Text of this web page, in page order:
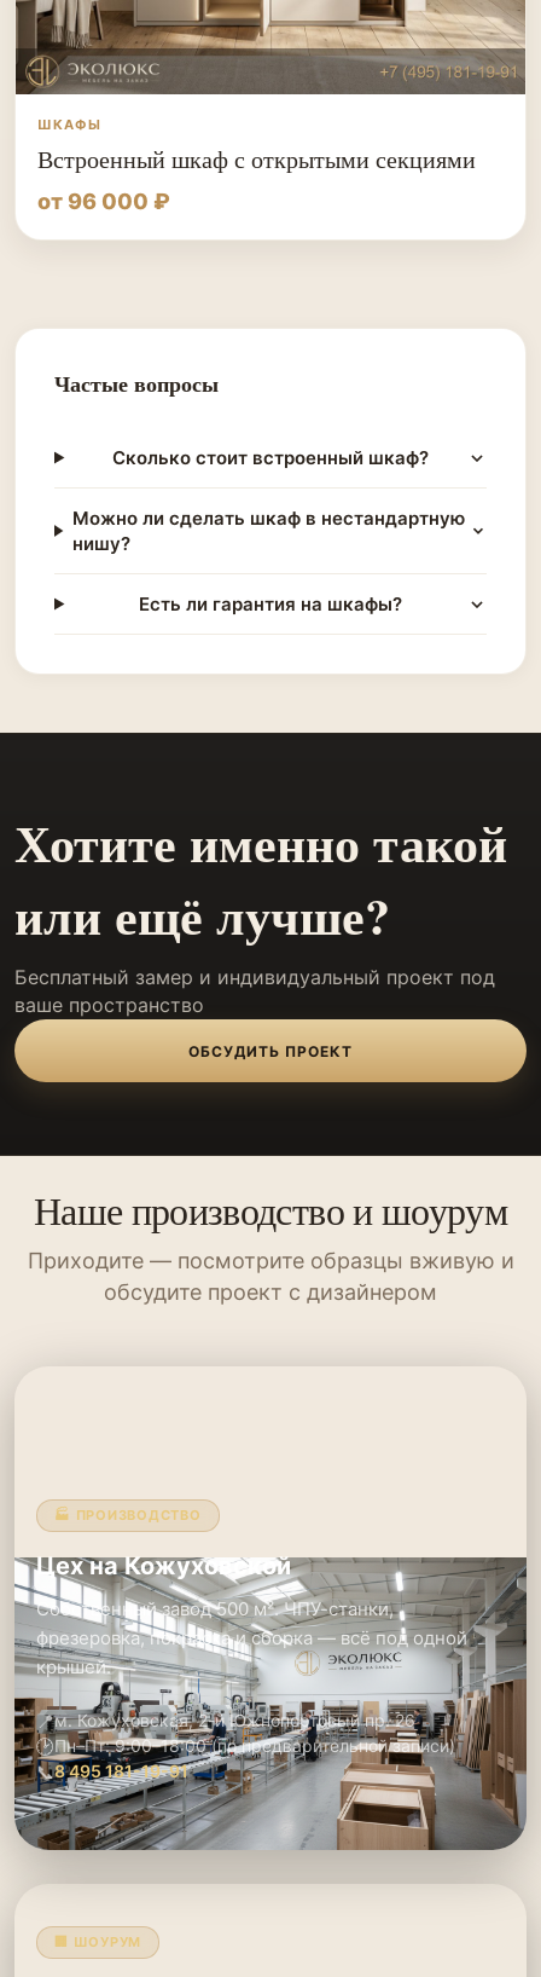
ШКАФЫ
Встроенный шкаф с открытыми секциями
от 96 000 ₽
Частые вопросы
Сколько стоит встроенный шкаф?
Можно ли сделать шкаф в нестандартную
нишу?
Есть ли гарантия на шкафы?
Хотите именно такой
или ещё лучше?
Бесплатный замер и индивидуальный проект под
ваше пространство
ОБСУДИТЬ ПРОЕКТ
Наше производство и шоурум
Приходите — посмотрите образцы вживую и
обсудите проект с дизайнером
🏭 ПРОИЗВОДСТВО
Цех на Кожуховской
Собственный завод 500 м². ЧПУ-станки,
фрезеровка, покраска и сборка — всё под одной
крышей.
📍м. Кожуховская, 2-й Южнопортовый пр. 26
🕑Пн–Пт: 9:00–18:00 (по предварительной записи)
📞8 495 181-19-91
🏢 ШОУРУМ